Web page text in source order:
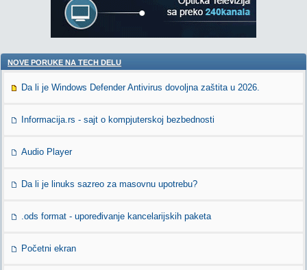
NOVE PORUKE NA TECH DELU
Da li je Windows Defender Antivirus dovoljna zaštita u 2026.
Informacija.rs - sajt o kompjuterskoj bezbednosti
Audio Player
Da li je linuks sazreo za masovnu upotrebu?
.ods format - upoređivanje kancelarijskih paketa
Početni ekran